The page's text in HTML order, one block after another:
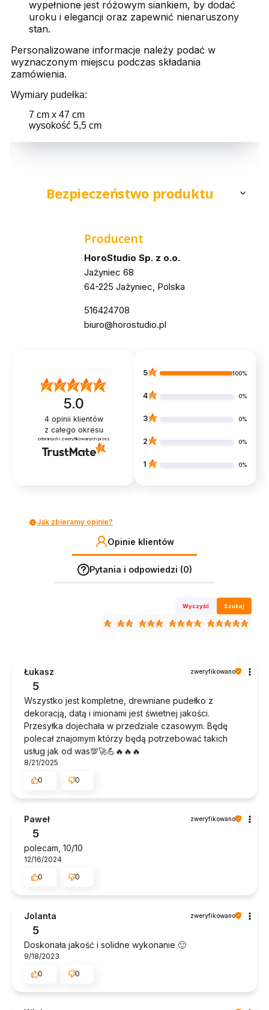
wypełnione jest różowym siankiem, by dodać
uroku i elegancji oraz zapewnić nienaruszony
stan.
Personalizowane informacje należy podać w
wyznaczonym miejscu podczas składania
zamówienia.
Wymiary pudełka:
7 cm x 47 cm
wysokość 5,5 cm
Bezpieczeństwo produktu
Producent
HoroStudio Sp. z o.o.
Jażyniec 68
64-225 Jażyniec, Polska
516424708
biuro@horostudio.pl
5.0
4opinii klientów
z całego okresu
zebranych i zweryfikowanych przez
5 100%
4 0%
3 0%
2 0%
1 0%
Jak zbieramy opinie?
Opinie klientów
Pytania i odpowiedzi (0)
Wyczyść Szukaj
Łukasz zweryfikowano
5
Wszystko jest kompletne, drewniane pudełko z
dekoracją, datą i imionami jest świetnej jakości.
Przesyłka dojechała w przedziale czasowym. Będę
polecał znajomym którzy będą potrzebować takich
usług jak od was💯🚀💪🔥🔥🔥
8/21/2025
0
0
Paweł zweryfikowano
5
polecam, 10/10
12/16/2024
0
0
Jolanta zweryfikowano
5
Doskonała jakość i solidne wykonanie 🙂
9/18/2023
0
0